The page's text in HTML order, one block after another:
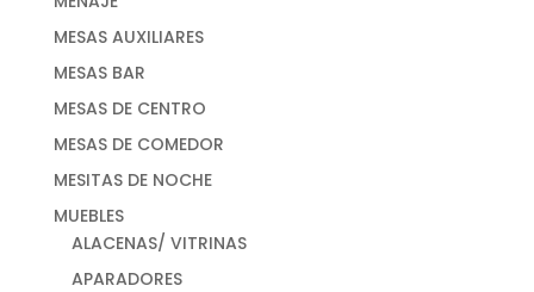
MESAS AUXILIARES
MESAS BAR
MESAS DE CENTRO
MESAS DE COMEDOR
MESITAS DE NOCHE
MUEBLES
ALACENAS/ VITRINAS
APARADORES